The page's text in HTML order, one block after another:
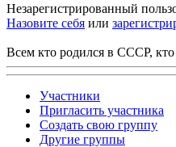
Незарегистрированный
Назовите себя или
Всем кто родился в СССР,
Участники
Пригласить участника
Создать свою группу
Другие группы